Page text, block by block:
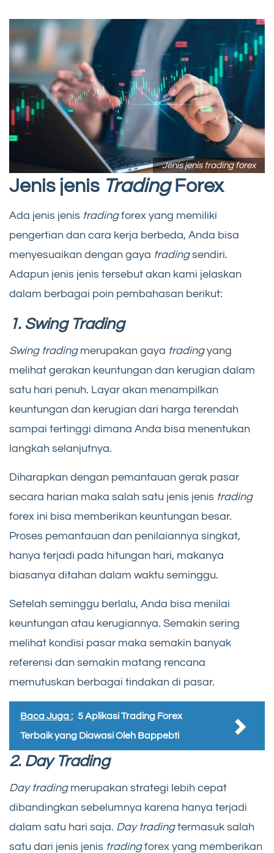
Jenis jenis trading forex
Jenis jenis TradingForex
Ada jenis jenis tradingforex yang memiliki
pengertian dan cara kerja berbeda, Anda bisa
menyesuaikan dengan gaya tradingsendiri.
Adapun jenis jenis tersebut akan kami jelaskan
dalam berbagai poin pembahasan berikut:
1. Swing Trading
Swing trading merupakan gaya tradingyang
melihat gerakan keuntungan dan kerugian dalam
satu hari penuh. Layar akan menampilkan
keuntungan dan kerugian dari harga terendah
sampai tertinggi dimana Anda bisa menentukan
langkah selanjutnya.
Diharapkan dengan pemantauan gerak pasar
secara harian maka salah satu jenis jenis trading
forex ini bisa memberikan keuntungan besar.
Proses pemantauan dan penilaiannya singkat,
hanya terjadi pada hitungan hari, makanya
biasanya ditahan dalam waktu seminggu.
Setelah seminggu berlalu, Anda bisa menilai
keuntungan atau kerugiannya. Semakin sering
melihat kondisi pasar maka semakin banyak
referensi dan semakin matang rencana
memutuskan berbagai tindakan di pasar.
Baca Juga : 5 Aplikasi Trading Forex
Terbaik yang Diawasi Oleh Bappebti
2. Day Trading
Day trading merupakan strategi lebih cepat
dibandingkan sebelumnya karena hanya terjadi
dalam satu hari saja. Day tradingtermasuk salah
satu dari jenis jenis tradingforex yang memberikan